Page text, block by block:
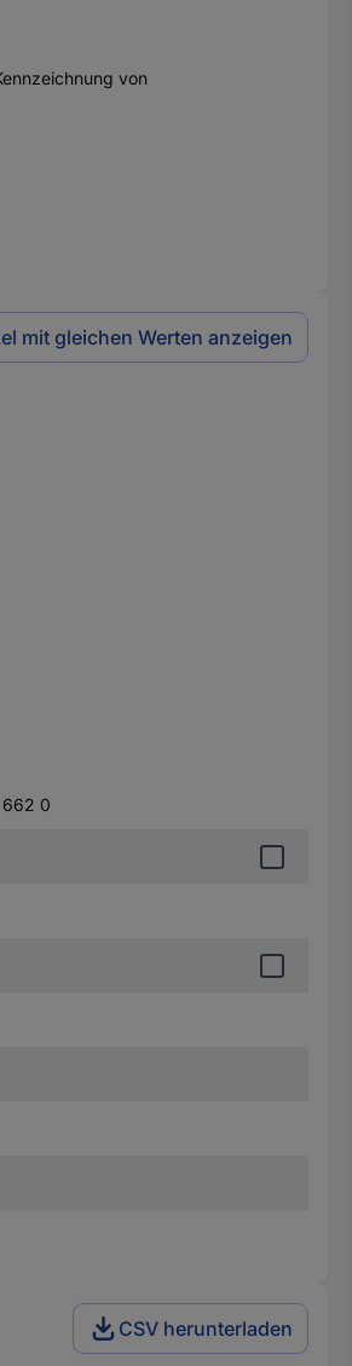
von
mit gleichen Werten anzeigen
662 0
CSV herunterladen